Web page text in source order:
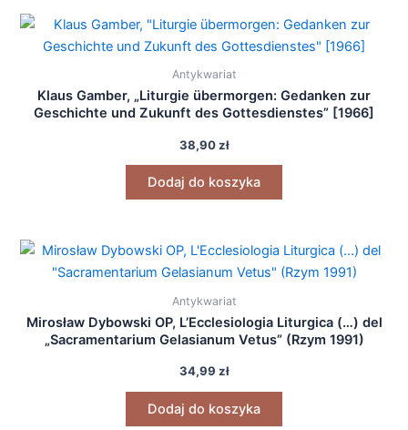
Antykwariat
Klaus Gamber, „Liturgie übermorgen: Gedanken zur
Geschichte und Zukunft des Gottesdienstes” [1966]
38,90zł
Dodaj do koszyka
Antykwariat
Mirosław Dybowski OP, L’Ecclesiologia Liturgica (…) del
„Sacramentarium Gelasianum Vetus” (Rzym 1991)
34,99 zł
Dodaj do koszyka